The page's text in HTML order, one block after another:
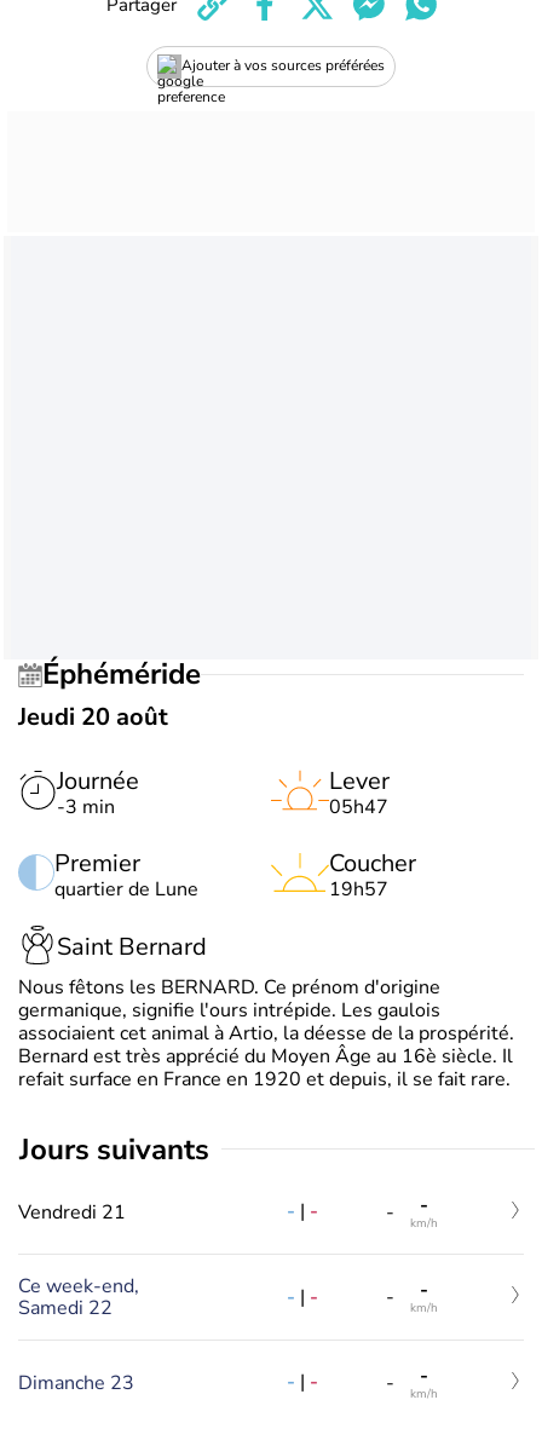
Ajouter à vos sources préférées
Éphéméride
Jeudi 20 août
Journée
-3 min
Premier
quartier de Lune
Lever
05h47
Coucher
19h57
Saint Bernard
Nous fêtons les BERNARD. Ce prénom d'origine
germanique, signifie l'ours intrépide. Les gaulois
associaient cet animal à Artio, la déesse de la prospérité.
Bernard est très apprécié du Moyen Âge au 16è siècle. Il
refait surface en France en 1920 et depuis, il se fait rare.
jours suivants
Vendredi 21 - | - - -
km/h
Ce week-end,
Samedi 22
- | - - -
km/h
Dimanche 23 - | - - -
km/h